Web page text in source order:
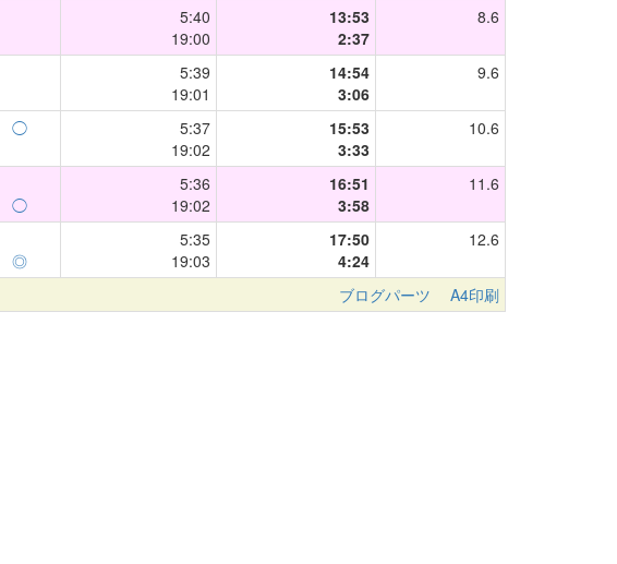
5:40
19:00
13:53
2:37
8.6
5:39
19:01
14:54
3:06
9.6
◯
5:37
19:02
15:53
3:33
10.6
◯
5:36
19:02
16:51
3:58
11.6
◎
5:35
19:03
17:50
4:24
12.6
ブログパーツ A4印刷